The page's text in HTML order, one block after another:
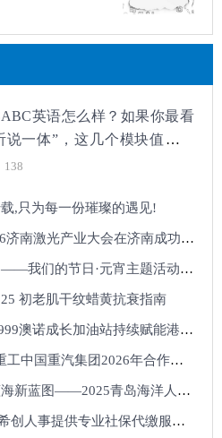
英语怎么样？如果你最看
说一体”，这几个模块值得重
138
,只为每一份璀璨的遇见!
激遇济南 光链未来 2026济南激光产业大会在济南成功举办
非遗传古韵 灯火闹元宵——我们的节日·元宵主题活动圆满举办
初老肌干纹蜡黄抗衰指南
双城联动，温暖收官：999澳诺成长加油站持续赋能港城家庭健康
从济南走向世界 | 山东重工中国重汽集团2026年合作伙伴大会公众开放日，邀您
以赛促产聚动能 智绘蓝海新蓝图——2025青岛海洋人工智能创新应用大赛路演推
离职后社保不想断缴？希创人事提供专业社保代缴服务！